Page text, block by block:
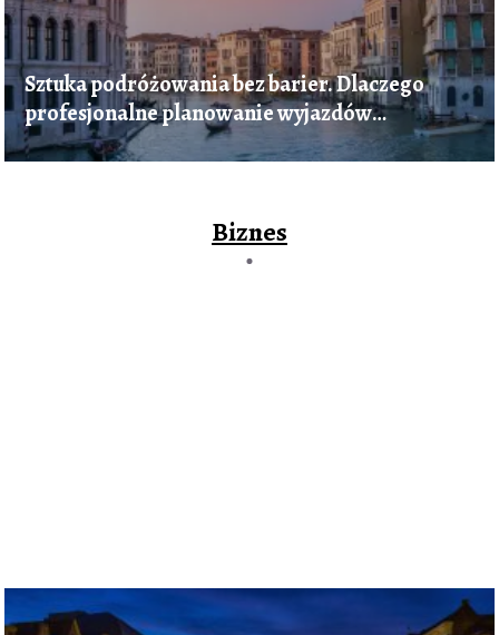
Sztuka podróżowania bez barier. Dlaczego
profesjonalne planowanie wyjazdów
gwarantuje udany urlop?
Biznes